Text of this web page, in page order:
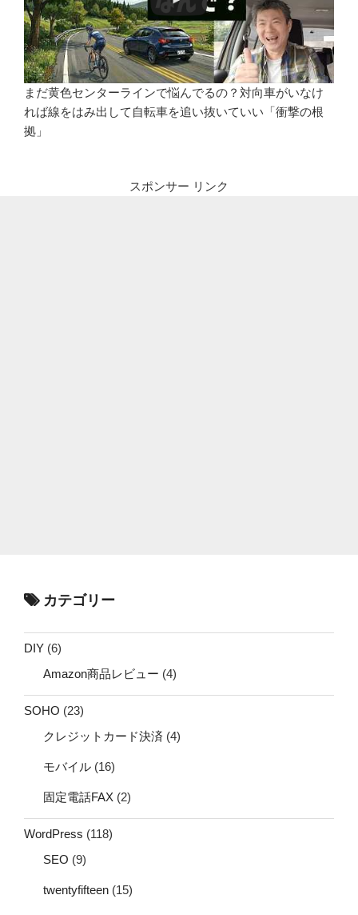
まだ黄色センターラインで悩んでるの？対向車がいなけ
れば線をはみ出して自転車を追い抜いていい「衝撃の根
拠」
スポンサー リンク
カテゴリー
DIY (6)
Amazon商品レビュー (4)
SOHO (23)
クレジットカード決済 (4)
モバイル (16)
固定電話FAX (2)
WordPress (118)
SEO (9)
twentyfifteen (15)